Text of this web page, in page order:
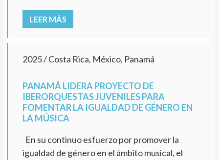
LEER MÁS
2025/Costa Rica, México, Panamá
PANAMÁ LIDERA PROYECTO DE
IBERORQUESTAS JUVENILES PARA
FOMENTAR LA IGUALDAD DE GÉNERO EN
LA MÚSICA
En su continuo esfuerzo por promover la
igualdad de género en el ámbito musical, el